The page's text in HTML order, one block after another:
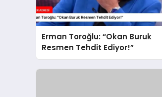
Erman Toroğlu: “Okan Buruk
Resmen Tehdit Ediyor!”